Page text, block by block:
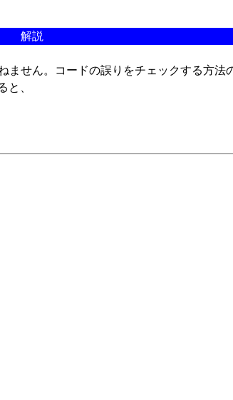
解説
せん。コードの誤りをチェックする方法
と、